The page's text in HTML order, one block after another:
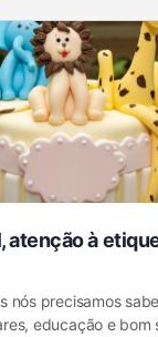
atenção à
nós precisamos
educação e bom